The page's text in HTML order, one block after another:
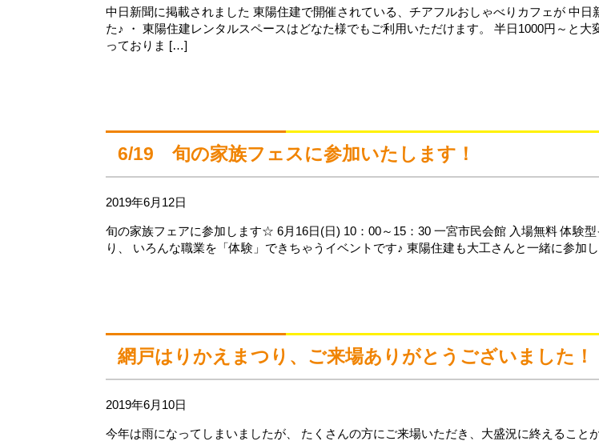
中日新聞に掲載されました 東陽住建で開催されている、チアフルおしゃべりカフェが 中日
た♪ ・ 東陽住建レンタルスペースはどなた様でもご利用いただけます。 半日1000円～と大
っておりま […]
6/19 旬の家族フェスに参加いたします！
2019年6月12日
旬の家族フェアに参加します☆ 6月16日(日) 10：00～15：30 一宮市民会館 入場無料 体験
り、 いろんな職業を「体験」できちゃうイベントです♪ 東陽住建も大工さんと一緒に参加
網戸はりかえまつり、ご来場ありがとうございました！
2019年6月10日
今年は雨になってしまいましたが、 たくさんの方にご来場いただき、大盛況に終えること